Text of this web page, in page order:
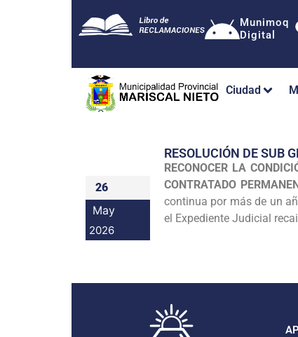
Munimoq
Digital
Ciudad
26
May
2026
RESOLUCIÓN DE SUB
RECONOCER LA
CONTRATADO
continua por más de un
el Expediente Judicial